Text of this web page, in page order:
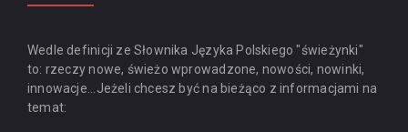
Wedle definicji ze Słownika Języka Polskiego "świeżynki"
to: rzeczy nowe, świeżo wprowadzone, nowości, nowinki,
innowacje... Jeżeli chcesz być na bieżąco z informacjami na
temat: